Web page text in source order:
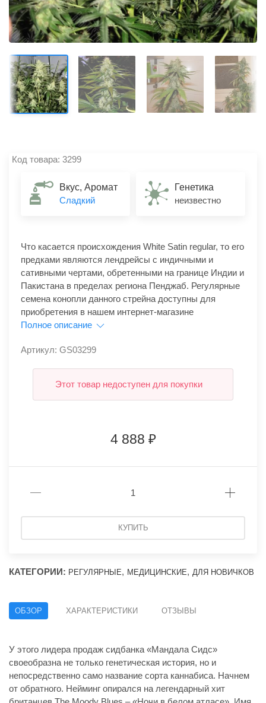
Код товара: 3299
Вкус, Аромат
Сладкий
Генетика
неизвестно
Что касается происхождения White Satin regular, то его
предками являются лендрейсы с индичными и
сативными чертами, обретенными на границе Индии и
Пакистана в пределах региона Пенджаб. Регулярные
семена конопли данного стрейна доступны для
приобретения в нашем интернет-магазине
Полное описание
Артикул: GS03299
Этот товар недоступен для покупки
4 888
КУПИТЬ
КАТЕГОРИИ: РЕГУЛЯРНЫЕ, МЕДИЦИНСКИЕ, ДЛЯ НОВИЧКОВ
ОБЗОР ХАРАКТЕРИСТИКИ ОТЗЫВЫ
У этого лидера продаж сидбанка «Мандала Сидс»
своеобразна не только генетическая история, но и
непосредственно само название сорта каннабиса. Начнем
от обратного. Нейминг опирался на легендарный хит